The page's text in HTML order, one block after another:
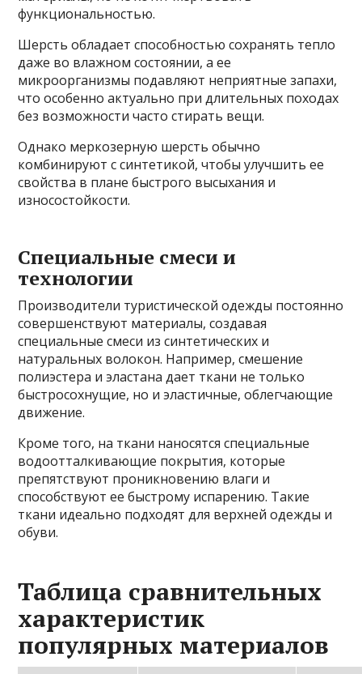
функциональностью.
Шерсть обладает способностью сохранять тепло
даже во влажном состоянии, а ее
микроорганизмы подавляют неприятные запахи,
что особенно актуально при длительных походах
без возможности часто стирать вещи.
Однако меркозерную шерсть обычно
комбинируют с синтетикой, чтобы улучшить ее
свойства в плане быстрого высыхания и
износостойкости.
Специальные смеси и
технологии
Производители туристической одежды постоянно
совершенствуют материалы, создавая
специальные смеси из синтетических и
натуральных волокон. Например, смешение
полиэстера и эластана дает ткани не только
быстросохнущие, но и эластичные, облегчающие
движение.
Кроме того, на ткани наносятся специальные
водоотталкивающие покрытия, которые
препятствуют проникновению влаги и
способствуют ее быстрому испарению. Такие
ткани идеально подходят для верхней одежды и
обуви.
Таблица сравнительных
характеристик
популярных материалов